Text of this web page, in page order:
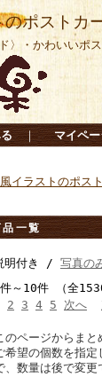
ポストカ
〉・かわいいポ
｜ マイペ
イラストのポス
品一覧
明付き / 写真の
～10件 （全
2 3 4 5 次へ
のページからまと
希望の個数を指
、数量は後で変更